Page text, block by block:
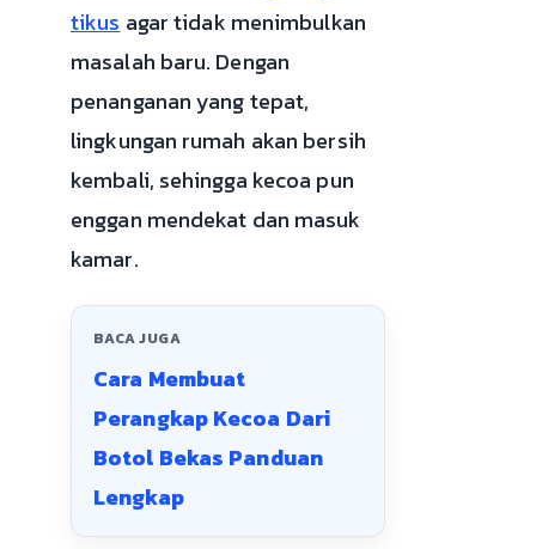
tikus agar tidak menimbulkan
masalah baru. Dengan
penanganan yang tepat,
lingkungan rumah akan bersih
kembali, sehingga kecoa pun
enggan mendekat dan masuk
kamar.
BACA JUGA
Cara Membuat
Perangkap Kecoa Dari
Botol Bekas Panduan
Lengkap